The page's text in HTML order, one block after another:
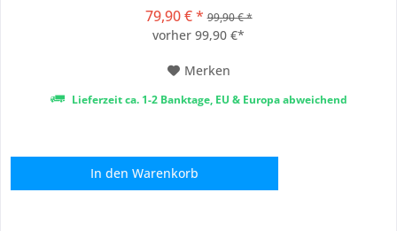
an der Kamera und einmal am Objektiv (bzw. der
Objektivschelle). Somit werden Schiene, Kamera...
79,90 € * 99,90 € *
vorher 99,90 €*
Merken
Lieferzeit ca. 1-2 Banktage, EU & Europa abweichend
In den Warenkorb